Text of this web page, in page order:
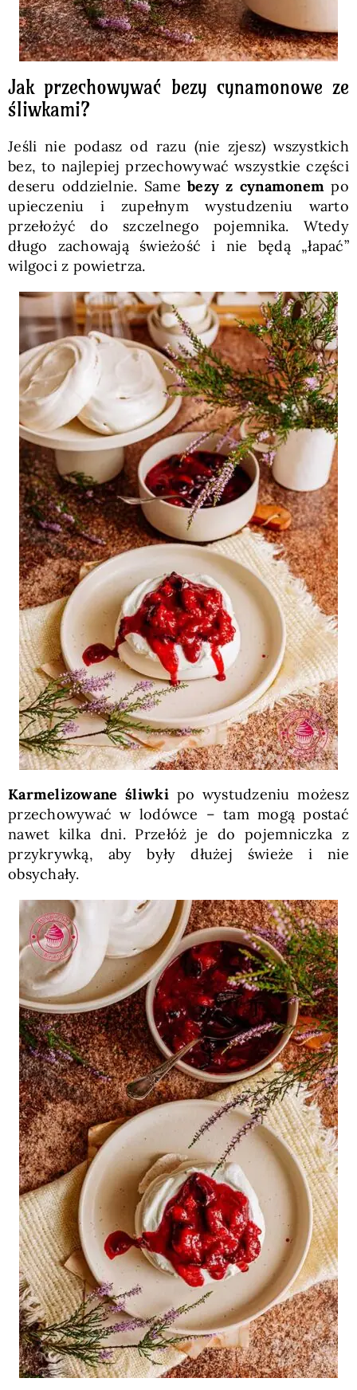
Jak przechowywać bezy cynamonowe ze
śliwkami?
Jeśli nie podasz od razu (nie zjesz) wszystkich
bez, to najlepiej przechowywać wszystkie części
deseru oddzielnie. Samebezy z cynamonem po
upieczeniu i zupełnym wystudzeniu warto
przełożyć do szczelnego pojemnika. Wtedy
długo zachowają świeżość i nie będą „łapać”
wilgoci z powietrza.
Karmelizowane śliwkipo wystudzeniu możesz
przechowywać w lodówce – tam mogą postać
nawet kilka dni. Przełóż je do pojemniczka z
przykrywką, aby były dłużej świeże i nie
obsychały.